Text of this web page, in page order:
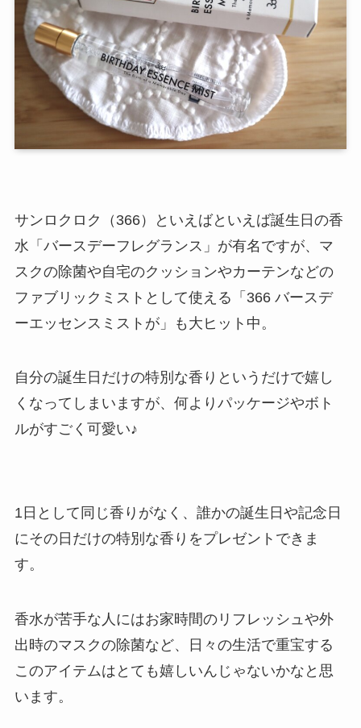
サンロクロク（366）といえばといえば誕生日の香
水「バースデーフレグランス」が有名ですが、マ
スクの除菌や自宅のクッションやカーテンなどの
ファブリックミストとして使える「366 バースデ
ーエッセンスミストが」も大ヒット中。
自分の誕生日だけの特別な香りというだけで嬉し
くなってしまいますが、何よりパッケージやボト
ルがすごく可愛い♪
1日として同じ香りがなく、誰かの誕生日や記念日
にその日だけの特別な香りをプレゼントできま
す。
香水が苦手な人にはお家時間のリフレッシュや外
出時のマスクの除菌など、日々の生活で重宝する
このアイテムはとても嬉しいんじゃないかなと思
います。